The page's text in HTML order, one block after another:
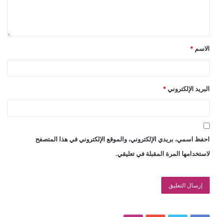
الاسم *
البريد الإلكتروني *
احفظ اسمي، بريدي الإلكتروني، والموقع الإلكتروني في هذا المتصفح
لاستخدامها المرة المقبلة في تعليقي.